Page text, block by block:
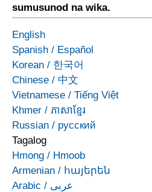
sumusunod na wika.
English
Spanish / Español
Korean / 한국어
Chinese / 中文
Vietnamese / Tiếng Việt
Khmer / ភាសាខ្មែរ
Russian / русский
Tagalog
Hmong / Hmoob
Armenian / հայերեն
Arabic / عربى